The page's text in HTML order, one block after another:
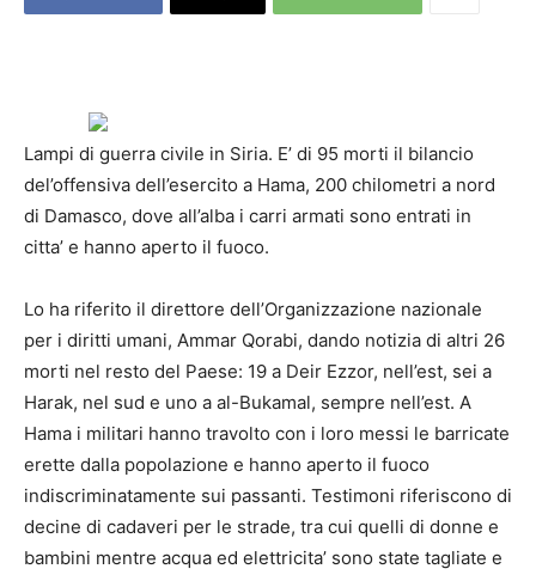
Lampi di guerra civile in Siria. E’ di 95 morti il bilancio
del’offensiva dell’esercito a Hama, 200 chilometri a nord
di Damasco, dove all’alba i carri armati sono entrati in
citta’ e hanno aperto il fuoco.
Lo ha riferito il direttore dell’Organizzazione nazionale
per i diritti umani, Ammar Qorabi, dando notizia di altri 26
morti nel resto del Paese: 19 a Deir Ezzor, nell’est, sei a
Harak, nel sud e uno a al-Bukamal, sempre nell’est. A
Hama i militari hanno travolto con i loro messi le barricate
erette dalla popolazione e hanno aperto il fuoco
indiscriminatamente sui passanti. Testimoni riferiscono di
decine di cadaveri per le strade, tra cui quelli di donne e
bambini mentre acqua ed elettricita’ sono state tagliate e